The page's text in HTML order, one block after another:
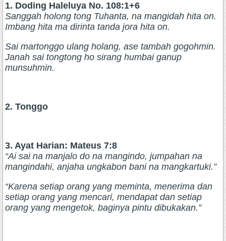
1. Doding Haleluya No. 108:1+6
Sanggah holong tong Tuhanta, na mangidah hita on.
Imbang hita ma dirinta tanda jora hita on.
Sai martonggo ulang holang, ase tambah gogohmin.
Janah sai tongtong ho sirang humbai ganup
munsuhmin.
2. Tonggo
3. Ayat Harian: Mateus 7:8
“Ai sai na manjalo do na mangindo, jumpahan na
mangindahi, anjaha ungkabon bani na mangkartuki.”
“Karena setiap orang yang meminta, menerima dan
setiap orang yang mencari, mendapat dan setiap
orang yang mengetok, baginya pintu dibukakan.”